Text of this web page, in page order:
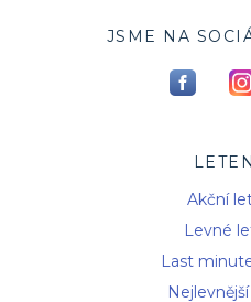
JSME NA
Akční
Levné
Last